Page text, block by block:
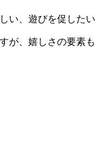
い、遊びを促したい
が、嬉しさの要素も